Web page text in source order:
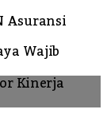
Asuransi
Wajib
Kinerja